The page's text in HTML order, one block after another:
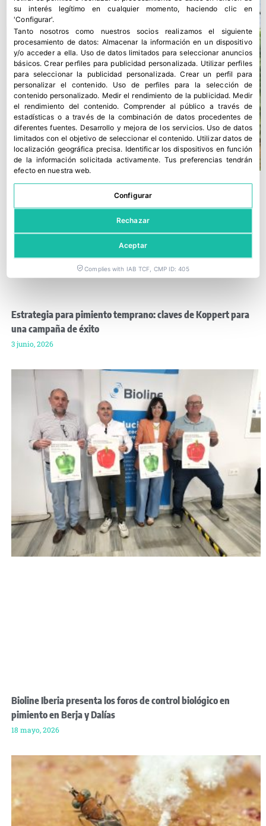
Estrategia para pimiento temprano: claves de Koppert para
una campaña de éxito
3 junio, 2026
Bioline Iberia presenta los foros de control biológico en
pimiento en Berja y Dalías
18 mayo, 2026
su interés legítimo en cualquier momento, haciendo clic en
'Configurar'.
Tanto nosotros como nuestros socios realizamos el siguiente
procesamiento de datos: Almacenar la información en un dispositivo
y/o acceder a ella. Uso de datos limitados para seleccionar anuncios
básicos.Crear perfiles para publicidad personalizada. Utilizar perfiles
para seleccionar la publicidad personalizada.Crear un perfil para
personalizar el contenido. Uso de perfiles para la selección de
contenido personalizado. Medir el rendimiento de la publicidad. Medir
el rendimiento del contenido.Comprender al público a través de
estadísticas o a través de la combinación de datos procedentes de
diferentes fuentes. Desarrollo y mejora de los servicios. Uso de datos
limitados con el objetivo de seleccionar el contenido. Utilizar datos de
localización geográfica precisa. Identificar los dispositivos en función
de la información solicitada activamente. Tus preferencias tendrán
efecto en nuestra web.
Configurar
Rechazar
Aceptar
Complies with IAB TCF, CMP ID: 405